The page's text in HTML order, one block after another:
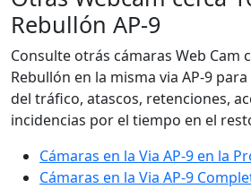
Rebullón AP-9
Consulte otrás cámaras Web Cam
Rebullón en la misma via AP-9
del tráfico, atascos, retenciones,
incidencias por el tiempo en el
Cámaras en la Via AP-9 en la
Cámaras en la Via AP-9